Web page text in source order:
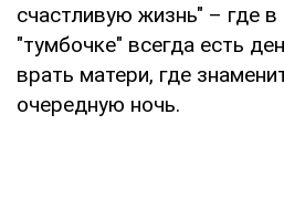
счастливую жизнь" – где в
"тумбочке" всегда есть
врать матери, где
очередную ночь.